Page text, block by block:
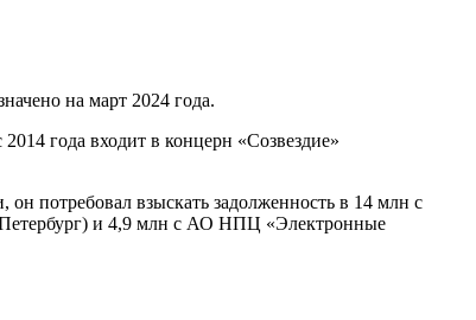
на март 2024 года.
года входит в концерн «Созвездие»
потребовал взыскать задолженность в 14 млн с
Петербург) и 4,9 млн с АО НПЦ «Электронные